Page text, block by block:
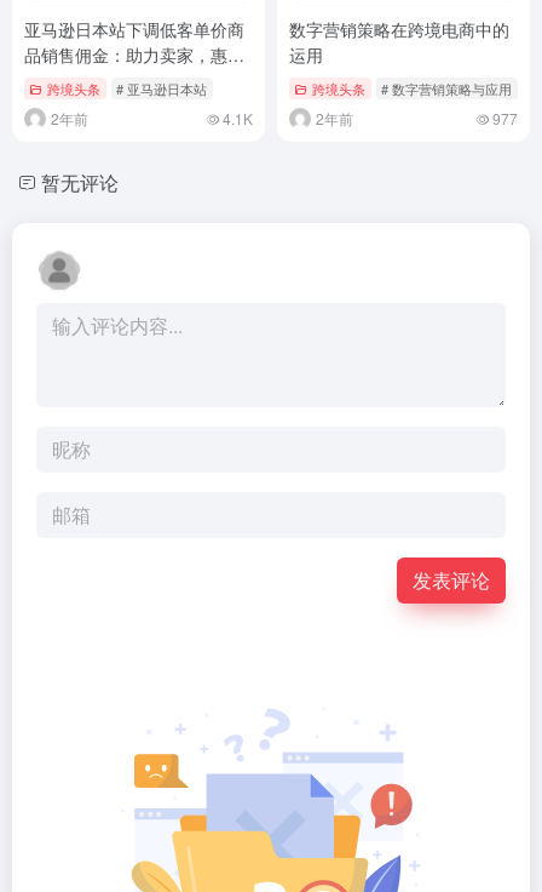
亚马逊日本站下调低客单价商
品销售佣金：助力卖家，惠及
消费者
跨境头条 # 亚马逊日本站
2年前 4.1K
数字营销策略在跨境电商中的
运用
跨境头条 # 数字营销策略与应用
2年前 977
暂无评论
发表评论